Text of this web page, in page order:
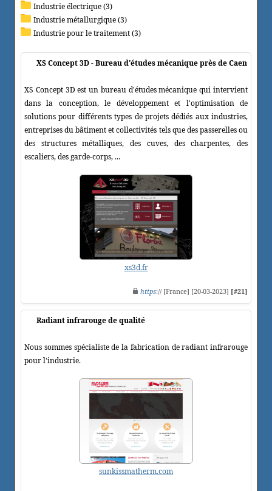
Industrie électrique (3)
Industrie métallurgique (3)
Industrie pour le traitement (3)
XS Concept 3D - Bureau d'études mécanique près de Caen
XS Concept 3D est un bureau d'études mécanique qui intervient
dans la conception, le développement et l'optimisation de
solutions pour différents types de projets dédiés aux industries,
entreprises du bâtiment et collectivités tels que des passerelles ou
des structures métalliques, des cuves, des charpentes, des
escaliers, des garde-corps, ...
xs3d.fr
https:// [France] [20-03-2023] [#21]
Radiant infrarouge de qualité
Nous sommes spécialiste de la fabrication de radiant infrarouge
pour l'industrie.
sunkissmatherm.com